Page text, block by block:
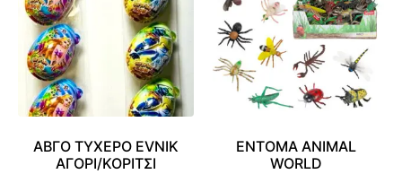
ΑΒΓΟ ΤΥΧΕΡΟ EVNIK
ΑΓΟΡΙ/ΚΟΡΙΤΣΙ
ΕΝΤΟΜΑ ANIMAL
WORLD